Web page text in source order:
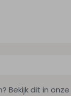
dit in onze